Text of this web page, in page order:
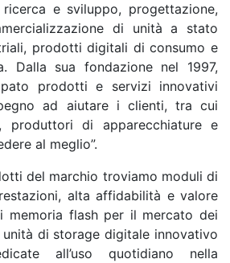
e sviluppo, progettazione,
di unità a stato
prodotti digitali di consumo e
Dalla sua fondazione nel 1997,
prodotti e servizi innovativi
ad aiutare i clienti, tra cui
produttori di apparecchiature e
al meglio”.
del marchio troviamo moduli di
alta affidabilità e valore
memoria flash per il mercato dei
di storage digitale innovativo
all’uso quotidiano nella